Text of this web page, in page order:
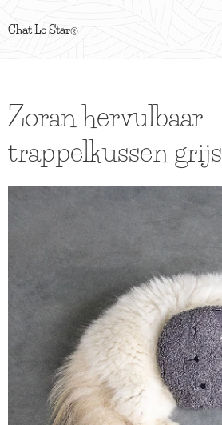
Chat Le Star®
Zoran hervulbaar
trappelkussen grijs